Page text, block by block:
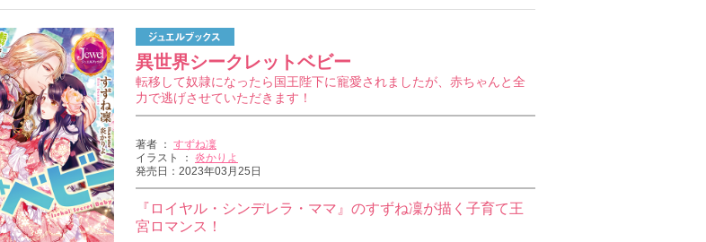
異世界シークレットベビー
転移して奴隷になったら国王陛下に寵愛されましたが、赤ちゃんと全
力で逃げさせていただきます！
著者 ： すずね凜
イラスト ： 炎かりよ
発売日：2023年03月25日
『ロイヤル・シンデレラ・ママ』のすずね凜が描く子育て王
宮ロマンス！